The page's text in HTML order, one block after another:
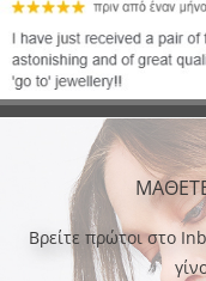
Bρείτε πρώτοι στο